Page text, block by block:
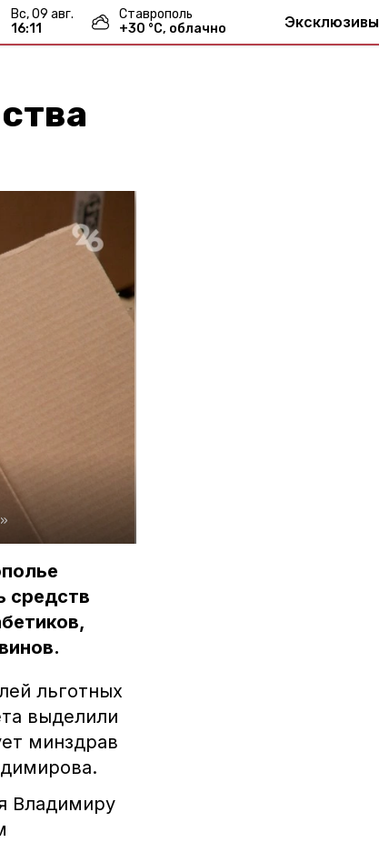
вс, 09 авг.
16:11
Ставрополь
+30 °С, облачно Эксклюзивы
средств
льготных
выделили
минздрав
Владимиру